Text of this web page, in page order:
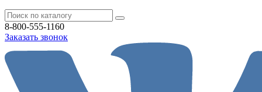
8-800-555-1160
Заказать звонок